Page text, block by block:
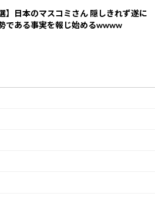
】日本のマスコミさん 隠しきれず遂に
である事実を報じ始めるwwww